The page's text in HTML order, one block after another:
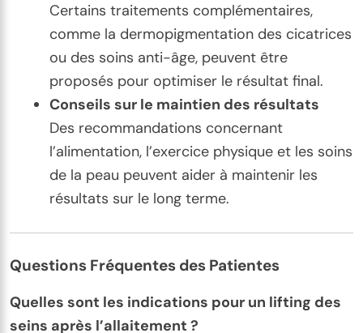
Certains traitements complémentaires,
comme la dermopigmentation des cicatrices
ou des soins anti-âge, peuvent être
proposés pour optimiser le résultat final.
Conseils sur le maintien des résultats
Des recommandations concernant
l’alimentation, l’exercice physique et les soins
de la peau peuvent aider à maintenir les
résultats sur le long terme.
Questions Fréquentes des Patientes
Quelles sont les indications pour un lifting des
seins après l’allaitement ?